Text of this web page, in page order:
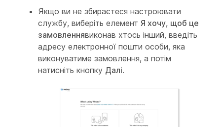
Якщо ви не збираєтеся настроювати
службу, виберіть елемент Я хочу, щоб це
замовленнявиконав хтось інший, введіть
адресу електронної пошти особи, яка
виконуватиме замовлення, а потім
натисніть кнопку Далі.